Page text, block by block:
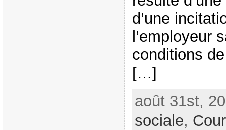
d’une
l’employeur
conditions
[…]
août 31st,
sociale,